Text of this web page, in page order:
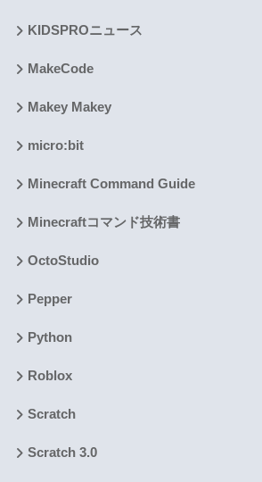
KIDSPROニュース
MakeCode
Makey Makey
micro:bit
Minecraft Command Guide
Minecraftコマンド技術書
OctoStudio
Pepper
Python
Roblox
Scratch
Scratch 3.0